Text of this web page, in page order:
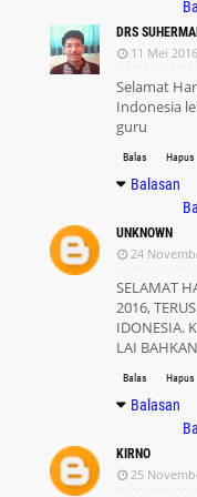
Kompetensi Guru
Latihan Soal
Linieritas
Latihan Soal
Perka BSKAP
Kerangka
Contoh RPP
Indonesa SMP
DRS
11 Mei
Selamat
Indonesia
guru
Balas Hapus
Balasan
UNKNOWN
24
SELAMAT
2016,
IDONESIA.
LAI
Balas Hapus
Balasan
KIRNO
25